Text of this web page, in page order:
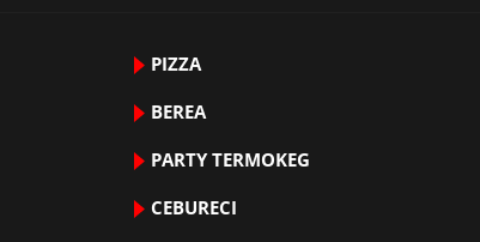
PIZZA
BEREA
PARTY TERMOKEG
CEBURECI